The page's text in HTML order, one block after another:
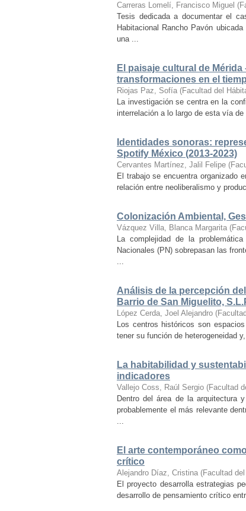
Carreras Lomelí, Francisco Miguel (
Tesis dedicada a documentar el
Habitacional Rancho Pavón
una ...
El paisaje cultural de
transformaciones en el
Riojas Paz, Sofía (Facultad del
La investigación se centra en la
interrelación a lo largo de esta vía
Identidades sonoras:
Spotify México (2013-2023)
Cervantes Martínez, Jalil Felipe (
El trabajo se encuentra organizado
relación entre neoliberalismo y
Colonización Ambiental,
Vázquez Villa, Blanca Margarita (
La complejidad de la
Nacionales (PN) sobrepasan las
...
Análisis de la percepción
Barrio de San Miguelito,
López Cerda, Joel Alejandro (
Los centros históricos son
tener su función de heterogeneidad
La habitabilidad y
indicadores
Vallejo Coss, Raúl Sergio (Facultad
Dentro del área de la arquitectura
probablemente el más relevante
...
El arte contemporáneo
crítico
Alejandro Díaz, Cristina (Facultad
El proyecto desarrolla estrategias
desarrollo de pensamiento crítico